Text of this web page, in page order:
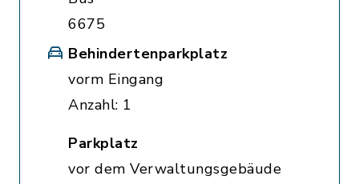
6675
Behindertenparkplatz
vorm Eingang
Anzahl: 1
Parkplatz
vor dem Verwaltungsgebäude